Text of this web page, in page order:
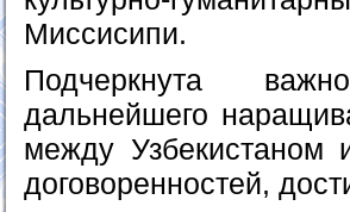
Миссисипи.
Подчеркнута
дальнейшего
между Узбекистаном
договоренностей,